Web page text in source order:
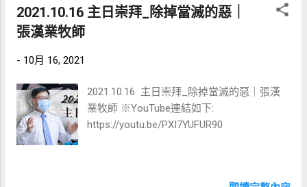
大家噢❤️ 歡迎各位弟兄姐妹把名人講座的海
2021.10.16 主日崇拜_除掉當滅的惡｜
張漢業牧師
- 10月 16, 2021
2021.10.16 主日崇拜_除掉當滅的惡｜張漢
業牧師 ※YouTube連結如下:
https://youtu.be/PXI7YUFUR90